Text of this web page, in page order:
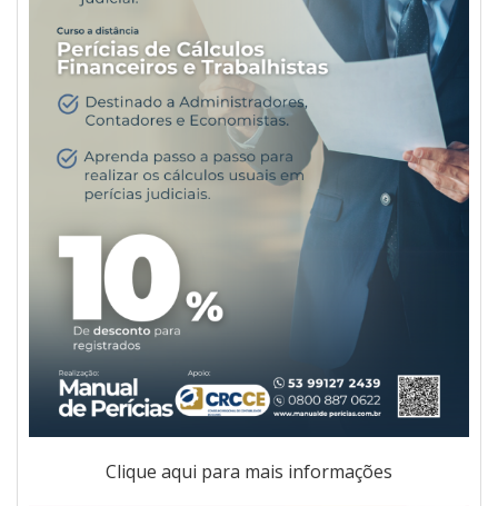
Clique aqui para mais informações